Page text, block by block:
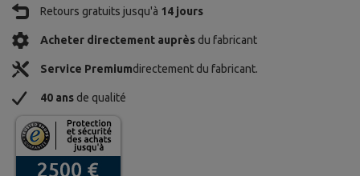
Retours gratuits jusqu'à 14 jours
Acheter directement auprès du fabricant
Service Premiumdirectement du fabricant.
40 ans de qualité